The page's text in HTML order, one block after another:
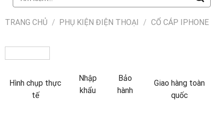
kiếm:
TRANG CHỦ / PHỤ KIỆN ĐIỆN THOẠI / CỔ CÁP IPHONE
Hình chụp thực
tế
Nhập
khẩu
Bảo
hành
Giao hàng toàn
quốc